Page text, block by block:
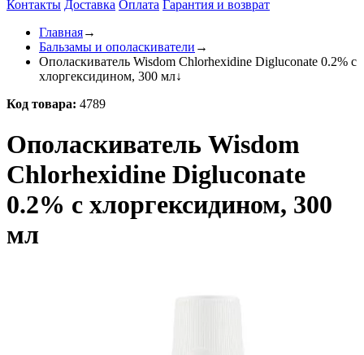
Контакты Доставка Оплата Гарантия и возврат
Главная→
Бальзамы и ополаскиватели →
Ополаскиватель Wisdom Chlorhexidine Digluconate 0.2% с
хлоргексидином, 300 мл↓
Код товара: 4789
Ополаскиватель Wisdom
Chlorhexidine Digluconate
0.2% с хлоргексидином, 300
мл